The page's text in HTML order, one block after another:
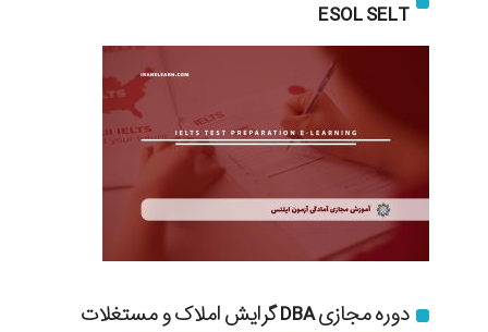
ESOL SELT
دوره مجازی DBA گرایش املاک و مستغلات